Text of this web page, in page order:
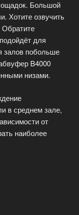
Большой
Хотите озвучить
для
залов побольше
B4000
низами.
в среднем зале,
от
наиболее